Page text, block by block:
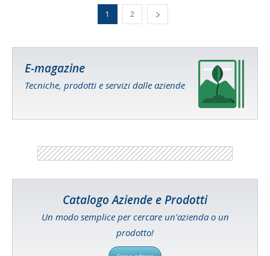
1 2
E-magazine
Tecniche, prodotti e servizi dalle aziende
Catalogo Aziende e Prodotti
Un modo semplice per cercare un'azienda o un
prodotto!